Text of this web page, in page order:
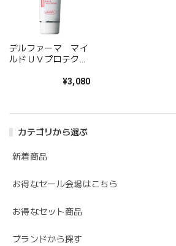
カテゴリから選ぶ
新着商品
お得なセール会場はこちら
お得なセット商品
ブランドから探す
デルファーマ マイ
ルドＵＶプロテクシ
¥3,080